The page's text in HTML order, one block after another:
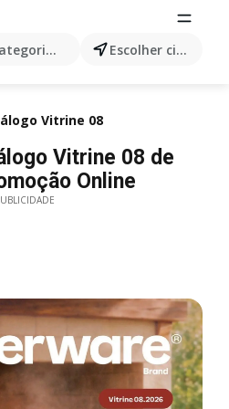
Escolher cidade
Vitrine 08
Vitrine 08 de
Online